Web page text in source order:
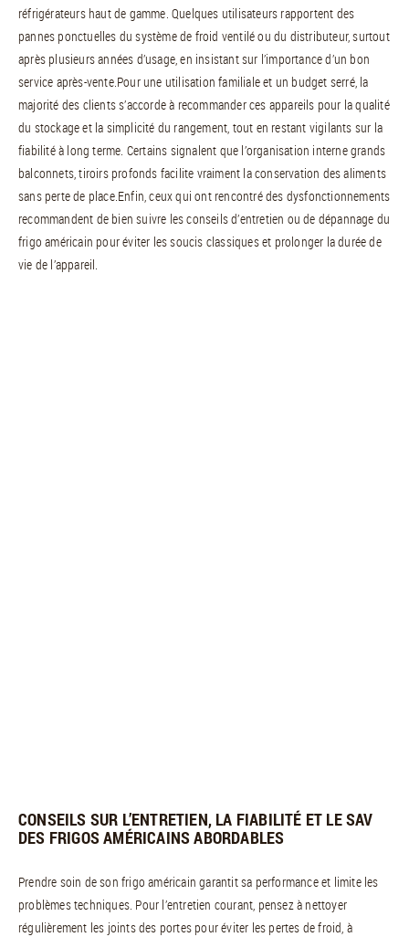
réfrigérateurs haut de gamme. Quelques utilisateurs rapportent des
pannes ponctuelles du système de froid ventilé ou du distributeur, surtout
après plusieurs années d’usage, en insistant sur l’importance d’un bon
service après-vente.Pour une utilisation familiale et un budget serré, la
majorité des clients s’accorde à recommander ces appareils pour la qualité
du stockage et la simplicité du rangement, tout en restant vigilants sur la
fiabilité à long terme. Certains signalent que l’organisation interne grands
balconnets, tiroirs profonds facilite vraiment la conservation des aliments
sans perte de place.Enfin, ceux qui ont rencontré des dysfonctionnements
recommandent de bien suivre les conseils d’entretien ou de dépannage du
frigo américain pour éviter les soucis classiques et prolonger la durée de
vie de l’appareil.
CONSEILS SUR L’ENTRETIEN, LA FIABILITÉ ET LE SAV
DES FRIGOS AMÉRICAINS ABORDABLES
Prendre soin de son frigo américain garantit sa performance et limite les
problèmes techniques. Pour l’entretien courant, pensez à nettoyer
régulièrement les joints des portes pour éviter les pertes de froid, à